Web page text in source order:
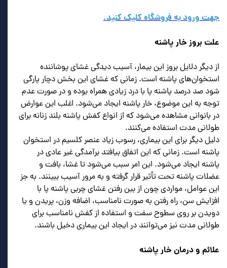
جهت ورود به فروشگاه کلیک کنید.
علت بروز خار پاشنه
از دیگر دلایل بروز این بیمار، آسیب دیدگی غشای پوشاننده
استخوان‌های پاشنه است. زمانی که غشای این بخش دچار پارگی
شود صد درصد پاشنه پا با درد زیادی همراه بوده و در صورت عدم
توجه به این موضوع، خار پاشنه ایجاد می‌شود. اغلب این عوارض
در بانوانی مشاهده می‌شود که از انواع کفش پاشنه بلند زنانه برای
طولانی مدت استفاده می‌کنند.
دلیل دیگر برای این بیماری، رسوب زیاد عنصر کلسیم در استخوان
پاشنه است. زمانی که این اتفاق بیافتد برآمدگی غیر عادی در
پاشنه ایجاد می‌شود. این امر سبب می‌شود تا غشا، بافت و
عضلات پاشنه تحت تأثیر قرار گرفته و به مرور آسیب ببینند. به جز
این عوامل، مواردی چون از بین رفتن غشای چربی پاشنه پا با
افزایش سن، راه رفتن به صورت نامناسب، اضافه وزن، پریدن و یا
دویدن بر روی سطوح سفت و استفاده از کفش نامناسب برای
طولانی مدت نیز می‌توانند در ایجاد این بیماری دخیل باشند.
علائم و درمان خار پاشنه